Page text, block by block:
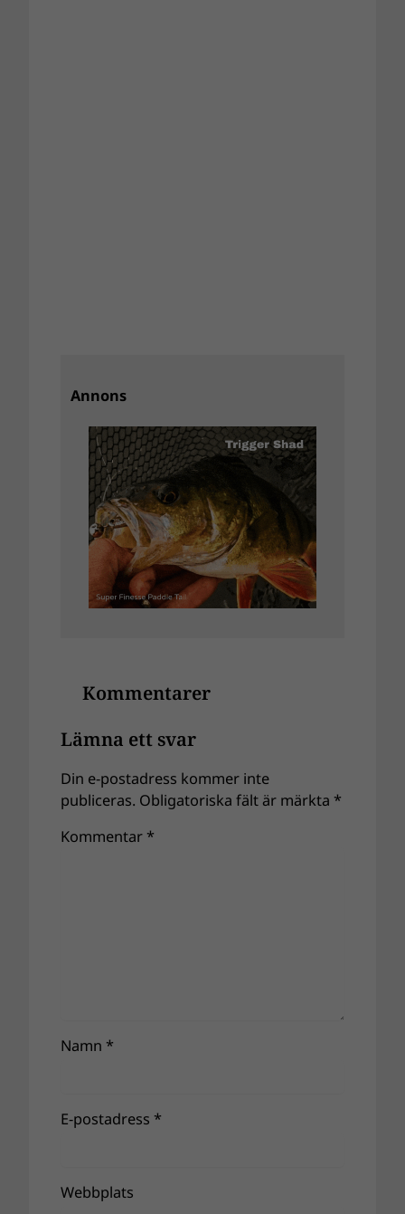
Annons
Kommentarer
Lämna ett svar
Din e-postadress kommer inte
publiceras. Obligatoriska fält är märkta *
Kommentar *
Namn *
E-postadress *
Webbplats